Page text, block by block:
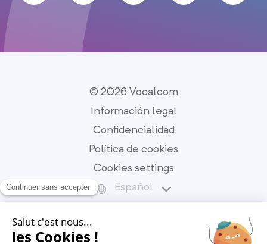
© 2026 Vocalcom
Información legal
Confidencialidad
Política de cookies
Cookies settings
Español